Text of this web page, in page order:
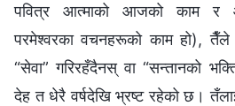
पवित्र आत्माको आजको काम र
परमेश्‍वरका वचनहरूको काम हो),
“सेवा” गरिरहँदैनस् वा “सन्तानको
देह त धेरै वर्षदेखि भ्रष्ट रहेको छ।